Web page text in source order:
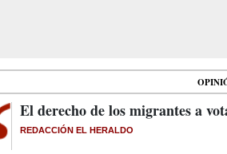
El derecho de los migrantes a
REDACCIÓN EL HERALDO